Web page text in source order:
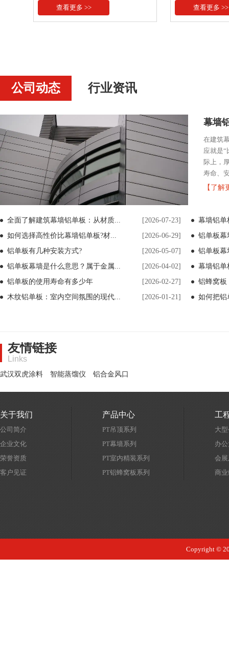
查看更多 >> 查看更多 >>
公司动态 行业资讯
幕墙
在建筑
应就是“
际上，
寿命、
【了解
[2026-07-23]
全面了解建筑幕墙铝单板：从材质...
幕墙铝单
[2026-06-29]
如何选择高性价比幕墙铝单板?材...
铝单板幕
[2026-05-07]
铝单板有几种安装方式?
铝单板幕
[2026-04-02]
铝单板幕墙是什么意思？属于金属...
幕墙铝单
[2026-02-27]
铝单板的使用寿命有多少年
铝蜂窝板
[2026-01-21]
木纹铝单板：室内空间氛围的现代... 如何把铝
友情链接
Links
武汉双虎涂料 智能蒸馏仪 铝合金风口
关于我们
公司简介
企业文化
荣誉资质
客户见证
产品中心
PT吊顶系列
PT幕墙系列
PT室内精装系列
PT铝蜂窝板系列
工
大
办
会
商
Copyright ©